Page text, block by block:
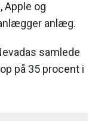
Apple og
anlæg.
samlede
på 35 procent i